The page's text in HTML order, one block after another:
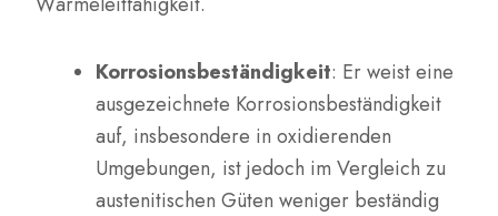
Korrosionsbeständigkeit: Er weist eine
ausgezeichnete Korrosionsbeständigkeit
auf, insbesondere in oxidierenden
Umgebungen, ist jedoch im Vergleich zu
austenitischen Güten weniger beständig